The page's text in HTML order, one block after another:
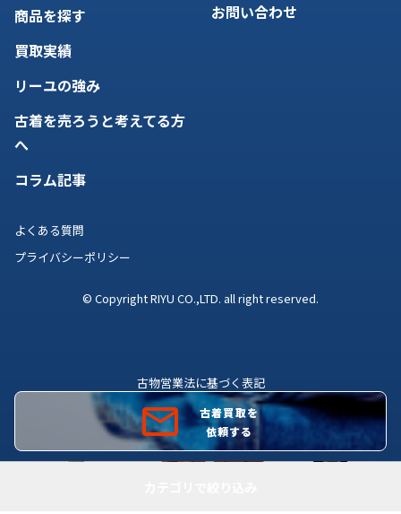
古着買取を
依頼する
商品を探す
買取実績
リーユの強み
古着を売ろうと考えてる方
へ
コラム記事
お問い合わせ
よくある質問
プライバシーポリシー
© Copyright RIYU CO.,LTD. all right reserved.
古物営業法に基づく表記
古物商許可証番号 株式会社理由 広島県公安委員会許可証
第731081200012号